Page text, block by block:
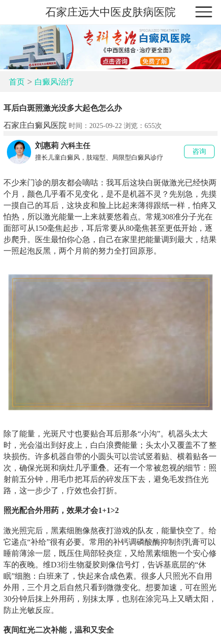
石家庄远大中医皮肤病医院
首页> 白癜风治疗
耳后白斑照激光没多大起色怎么办
石家庄白癜风医院 时间：2025-09-22 浏览： 655次
刘惠莉 六科主任
擅长儿童白癜风，肢端型、局限型白癜风诊疗
咨询
不少来门诊的朋友都会嘀咕：我耳后这块白斑做激光已经快两
个月，颜色几乎看不见变化，是不是机器不灵？先别急，先摸
一摸自己的耳后，这块皮和脸上比起来薄得跟纸一样，怕疼又
怕热，所以激光能量一上来就要悠着点。常规308准分子光在
面部可从150毫焦起步，耳后常要从80毫焦甚至更低开始，逐
步爬升。医生最怕你心急，自己在家里把能量调到最大，结果
一照起泡反黑，两个月前的努力全打回原形。
除了能量，光斑尺寸也要贴合耳后那条“小沟”。机器头太大
时，光会溢出到好皮上，白白浪费能量；头太小又覆盖不了整
块损伤。许多机器自带的小圆头可以尝试竖着贴、横着贴各一
次，确保光斑和病灶几乎重叠。还有一个常被忽视的细节：照
射前五分钟，用毛巾把耳后的碎发压下去，避免毛发挡住光
路，这一步少了，疗效也会打折。
照光配合外用药，效果才会1+1>2
激光照完后，黑素细胞像熬夜打游戏的队友，能量快空了。给
它递点“补给”很有必要。常用的补钙调磷酸酶抑制剂乳膏可以
睡前薄涂一层，既压住局部轻炎症，又给黑素细胞一个安心修
车的夜晚。维D3衍生物凝胶则像信号灯，告诉基底层的“休
眠”细胞：白班来了，快起来合成色素。很多人只照光不自用
外用，三个月之后自然只看到微微变化。想要加速，可在照光
30分钟后抹上外用药，别抹太厚，也别在涂完马上又晒太阳，
防止光敏反应。
夜间红光二次补能，温和又安全